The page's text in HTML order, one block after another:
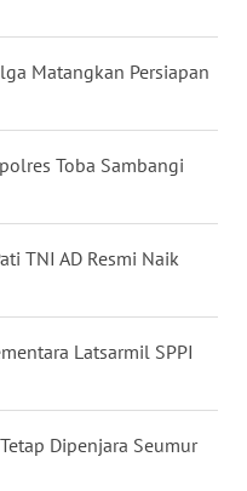
Matangkan Persiapan
Toba Sambangi
TNI AD Resmi Naik
Latsarmil SPPI
Dipenjara Seumur